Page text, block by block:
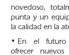
novedoso,
punta y un
la calidad en la
• En el futuro
ofrecer nuevos